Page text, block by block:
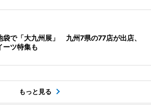
袋で「大九州展」 九州7県の77店が出店、
ーツ特集も
もっと見る